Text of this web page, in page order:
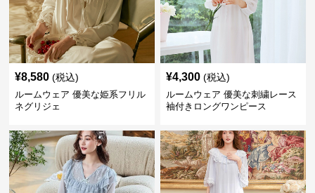
¥8,580 (税込)
ルームウェア 優美な姫系フリル
ネグリジェ
¥4,300 (税込)
ルームウェア 優美な刺繍レース
袖付きロングワンピース